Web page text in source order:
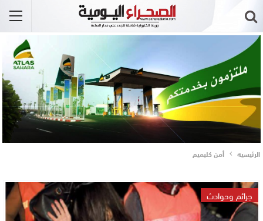
الرئيسية أمن كليميم
جرائم وحوادث